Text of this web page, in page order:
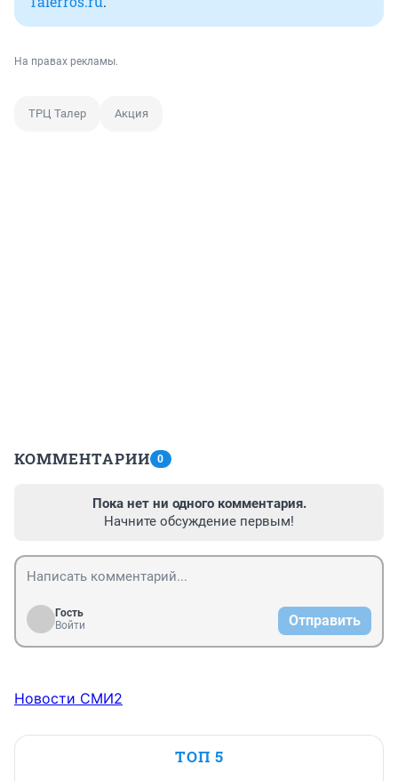
На правах рекламы.
ТРЦ Талер Акция
КОММЕНТАРИИ 0
Пока нет ни одного комментария.
Начните обсуждение первым!
Гость
Войти
Отправить
Новости СМИ2
ТОП 5